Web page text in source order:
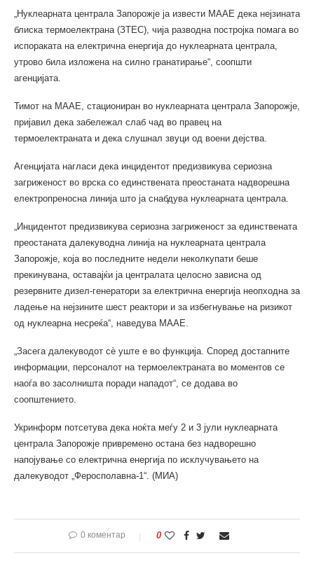
„Нуклеарната централа Запорожје ја извести МААЕ дека нејзината
блиска термоелектрана (ЗТЕС), чија разводна постројка помага во
испораката на електрична енергија до нуклеарната централа,
утрово била изложена на силно гранатирање“, соопшти
агенцијата.
Тимот на МААЕ, стациониран во нуклеарната централа Запорожје,
пријавил дека забележал слаб чад во правец на
термоелектраната и дека слушнал звуци од воени дејства.
Агенцијата нагласи дека инцидентот предизвикува сериозна
загриженост во врска со единствената преостаната надворешна
електропреносна линија што ја снабдува нуклеарната централа.
„Инцидентот предизвикува сериозна загриженост за единствената
преостаната далекуводна линија на нуклеарната централа
Запорожје, која во последните недели неколкупати беше
прекинувана, оставајќи ја централата целосно зависна од
резервните дизел-генератори за електрична енергија неопходна за
ладење на нејзините шест реактори и за избегнување на ризикот
од нуклеарна несреќа“, наведува МААЕ.
„Засега далекуводот сѐ уште е во функција. Според достапните
информации, персоналот на термоелектраната во моментов се
наоѓа во засолништа поради нападот“, се додава во
соопштението.
Укринформ потсетува дека ноќта меѓу 2 и 3 јули нуклеарната
централа Запорожје привремено остана без надворешно
напојување со електрична енергија по исклучувањето на
далекуводот „Феросполавна-1“. (МИА)
0 коментар 0